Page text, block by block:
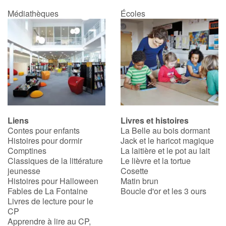
Médiathèques Écoles
Liens
Contes pour enfants
Histoires pour dormir
Comptines
Classiques de la littérature
jeunesse
Histoires pour Halloween
Fables de La Fontaine
Livres de lecture pour le
CP
Apprendre à lire au CP,
Livres et histoires
La Belle au bois dormant
Jack et le haricot magique
La laitière et le pot au lait
Le lièvre et la tortue
Cosette
Matin brun
Boucle d'or et les 3 ours